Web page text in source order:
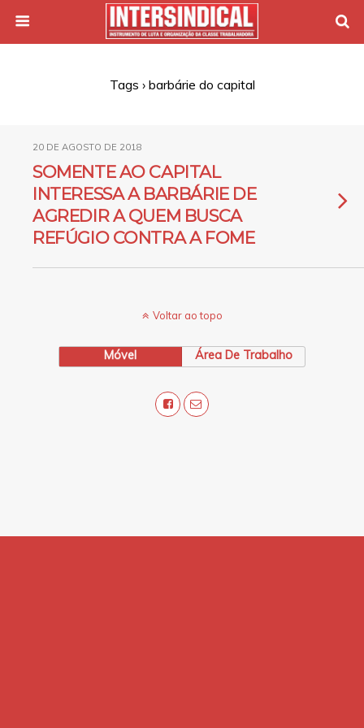
Tags › barbárie do capital
20 DE AGOSTO DE 2018
SOMENTE AO CAPITAL
INTERESSA A BARBÁRIE DE
AGREDIR A QUEM BUSCA
REFÚGIO CONTRA A FOME
Voltar ao topo
Móvel Área De Trabalho